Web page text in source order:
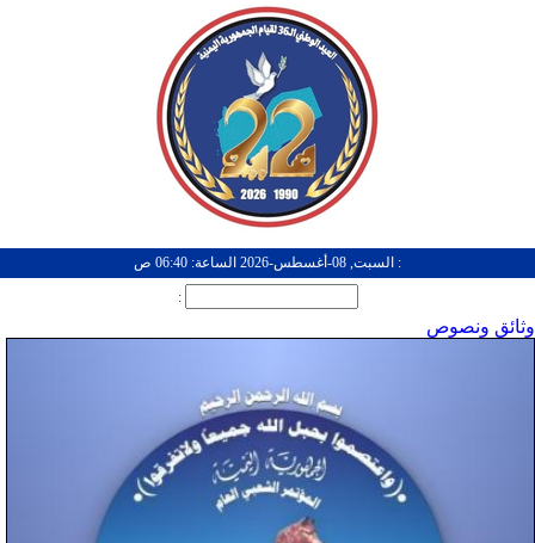
: السبت, 08-أغسطس-2026 الساعة: 06:40 ص
:
وثائق ونصوص